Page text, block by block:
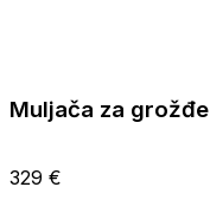
Muljača za
329 €